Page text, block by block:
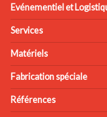
Evénementiel et
Services
Matériels
Fabrication spéciale
Références